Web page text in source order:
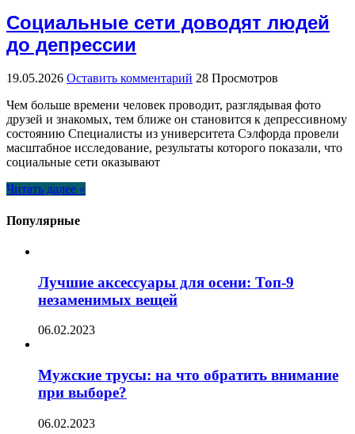
Социальные сети доводят людей
до депрессии
19.05.2026 Оставить комментарий 28 Просмотров
Чем больше времени человек проводит, разглядывая фото
друзей и знакомых, тем ближе он становится к депрессивному
состоянию Специалисты из университета Сэлфорда провели
масштабное исследование, результаты которого показали, что
социальные сети оказывают
Читать далее »
Популярные
Лучшие аксессуары для осени: Топ-9
незаменимых вещей
06.02.2023
Мужские трусы: на что обратить внимание
при выборе?
06.02.2023